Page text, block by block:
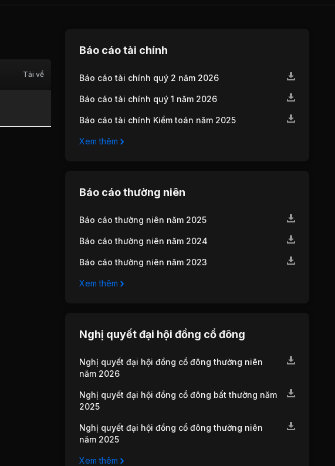
Tải về
Báo cáo tài chính
Báo cáo tài chính quý 2 năm 2026
Báo cáo tài chính quý 1 năm 2026
Báo cáo tài chính Kiểm toán năm 2025
Xem thêm
Báo cáo thường niên
Báo cáo thường niên năm 2025
Báo cáo thường niên năm 2024
Báo cáo thường niên năm 2023
Xem thêm
Nghị quyết đại hội đồng cổ đông
Nghị quyết đại hội đồng cổ đông thường niên
năm 2026
Nghị quyết đại hội đồng cổ đông bất thường năm
2025
Nghị quyết đại hội đồng cổ đông thường niên
năm 2025
Xem thêm